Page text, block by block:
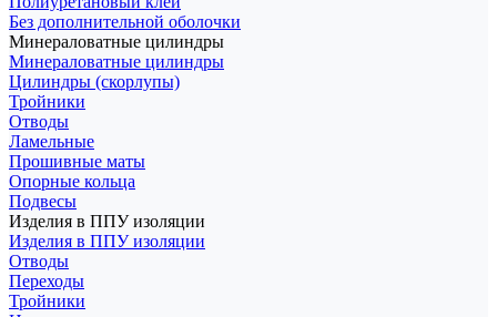
Без дополнительной оболочки
Минераловатные цилиндры
Минераловатные цилиндры
Цилиндры (скорлупы)
Тройники
Отводы
Ламельные
Прошивные маты
Опорные кольца
Подвесы
Изделия в ППУ изоляции
Изделия в ППУ изоляции
Отводы
Переходы
Тройники